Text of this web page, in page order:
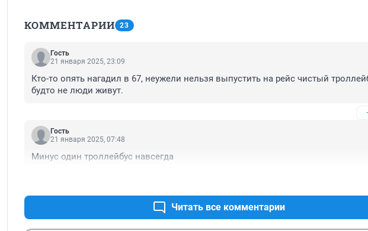
КОММЕНТАРИИ 23
Гость
21 января 2025, 23:09
Кто-то опять нагадил в 67, неужели нельзя выпустить на рейс чистый
будто не люди живут.
Гость
21 января 2025, 07:48
Минус один троллейбус навсегда
Читать все комментарии